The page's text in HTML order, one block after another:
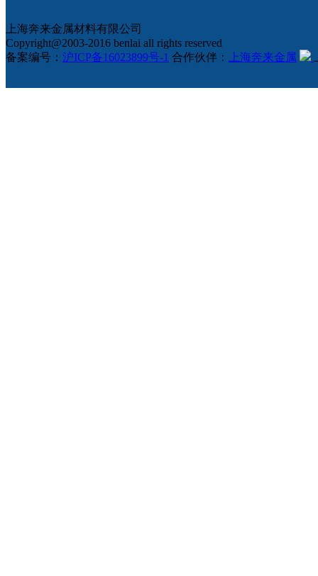
上海奔来金属材料有限公司
Copyright@2003-2016 benlai all rights reserved
备案编号： 沪ICP备16023899号-1 合作伙伴： 上海奔来金属